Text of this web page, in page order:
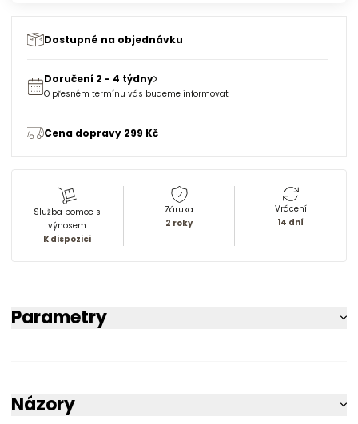
Dostupné na objednávku
Doručení 2 - 4 týdny
O přesném termínu vás budeme informovat
Cena dopravy 299 Kč
Služba pomoc s
výnosem
K dispozici
Záruka
2 roky
Vrácení
14 dní
Parametry
Názory